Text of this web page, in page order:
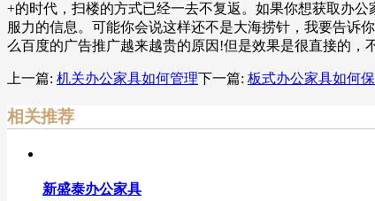
+的时代，扫楼的方式已经一去不复返。如果你想获取办
服力的信息。可能你会说这样还不是大海捞针，我要告诉
么百度的广告推广越来越贵的原因!但是效果是很直接的
上一篇: 机关办公家具如何管理下一篇: 板式办公家具如何
相关推荐
新盛泰办公家具